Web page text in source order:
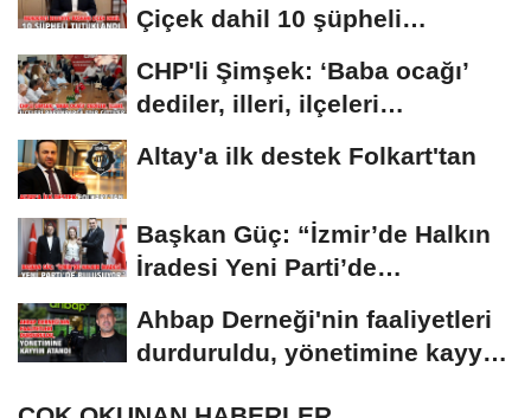
Çiçek dahil 10 şüpheli
CHP'li Şimşek: ‘Baba ocağı’
dediler, illeri, ilçeleri
Altay'a ilk destek Folkart'tan
Başkan Güç: “İzmir’de Halkın
İradesi Yeni Parti’de
Ahbap Derneği'nin faaliyetleri
durduruldu, yönetimine kayyım